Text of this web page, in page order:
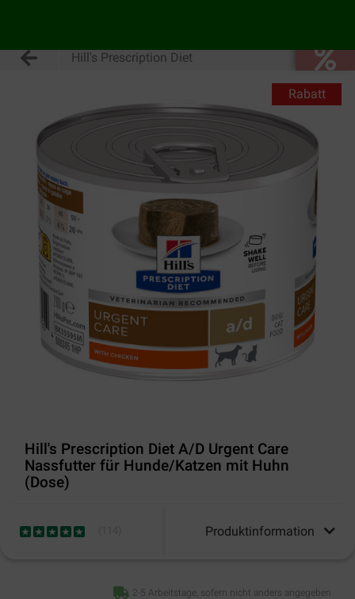
Hill's Prescription Diet
Rabatt
Hill's Prescription Diet A/D Urgent Care
Nassfutter für Hunde/Katzen mit Huhn
(Dose)
Produktinformation
2-5 Arbeitstage, sofern nicht anders angegeben